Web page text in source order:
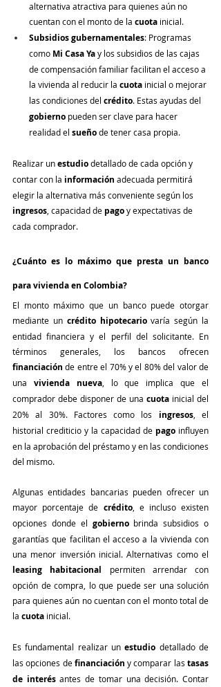
alternativa atractiva para quienes aún no
cuentan con el monto de la cuota inicial.
Subsidios gubernamentales: Programas
como Mi Casa Ya y los subsidios de las cajas
de compensación familiar facilitan el acceso a
la vivienda al reducir la cuota inicial o mejorar
las condiciones del crédito. Estas ayudas del
gobierno pueden ser clave para hacer
realidad el sueño de tener casa propia.
Realizar un estudio detallado de cada opción y
contar con la información adecuada permitirá
elegir la alternativa más conveniente según los
ingresos, capacidad de pago y expectativas de
cada comprador.
¿Cuánto es lo máximo que presta un banco
para vivienda en Colombia?
El monto máximo que un banco puede otorgar
mediante un crédito hipotecario varía según la
entidad financiera y el perfil del solicitante. En
financiación de entre el 70% y el 80% del valor de
una vivienda nueva, lo que implica que el
comprador debe disponer de una cuota inicial del
20% al 30%. Factores como los ingresos, el
historial crediticio y la capacidad de pago influyen
en la aprobación del préstamo y en las condiciones
del mismo.
Algunas entidades bancarias pueden ofrecer un
mayor porcentaje de crédito, e incluso existen
opciones donde el gobierno brinda subsidios o
garantías que facilitan el acceso a la vivienda con
leasing habitacional permiten arrendar con
opción de compra, lo que puede ser una solución
para quienes aún no cuentan con el monto total de
la cuota inicial.
Es fundamental realizar un estudio detallado de
las opciones de financiación y comparar las tasas
de interés antes de tomar una decisión. Contar